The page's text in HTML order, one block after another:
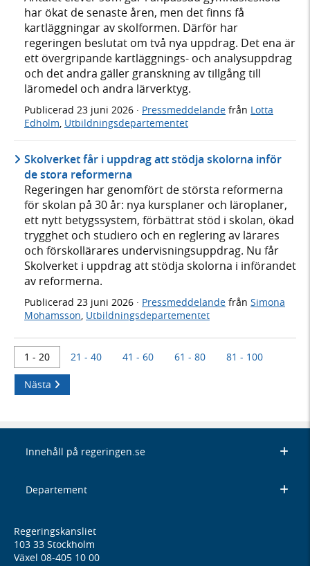
har ökat de senaste åren, men det finns få
kartläggningar av skolformen. Därför har
regeringen beslutat om två nya uppdrag. Det ena är
ett övergripande kartläggnings- och analysuppdrag
och det andra gäller granskning av tillgång till
läromedel och andra lärverktyg.
Publicerad 23 juni 2026 · Pressmeddelande från Lotta
Edholm, Utbildningsdepartementet
Skolverket får i uppdrag att stödja skolorna inför
de stora reformerna
Regeringen har genomfört de största reformerna
för skolan på 30 år: nya kursplaner och läroplaner,
ett nytt betygssystem, förbättrat stöd i skolan, ökad
trygghet och studiero och en reglering av lärares
och förskollärares undervisningsuppdrag. Nu får
Skolverket i uppdrag att stödja skolorna i införandet
av reformerna.
Publicerad 23 juni 2026 · Pressmeddelande från Simona
Mohamsson, Utbildningsdepartementet
1 - 20 21 - 40 41 - 60 61 - 80 81 - 100
Nästa
Innehåll på regeringen.se
Departement
Regeringskansliet
103 33 Stockholm
Växel 08-405 10 00